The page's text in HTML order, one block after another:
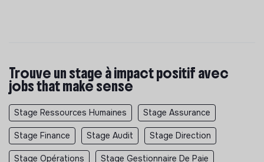
Trouve un stage à impact positif avec
jobs that make sense
Stage Ressources Humaines Stage Assurance
Stage Finance Stage Audit Stage Direction
Stage Opérations Stage Gestionnaire De Paie